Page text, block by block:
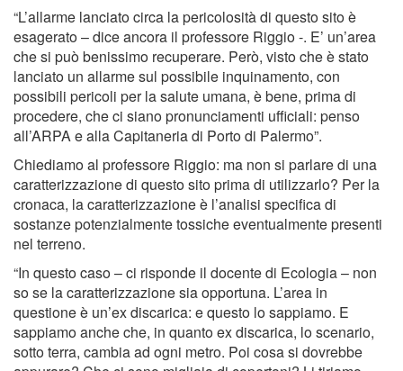
“L’allarme lanciato circa la pericolosità di questo sito è
esagerato – dice ancora il professore Riggio -. E’ un’area
che si può benissimo recuperare. Però, visto che è stato
lanciato un allarme sul possibile inquinamento, con
possibili pericoli per la salute umana, è bene, prima di
procedere, che ci siano pronunciamenti ufficiali: penso
all’ARPA e alla Capitaneria di Porto di Palermo”.
Chiediamo al professore Riggio: ma non si parlare di una
caratterizzazione di questo sito prima di utilizzarlo? Per la
cronaca, la caratterizzazione è l’analisi specifica di
sostanze potenzialmente tossiche eventualmente presenti
nel terreno.
“In questo caso – ci risponde il docente di Ecologia – non
so se la caratterizzazione sia opportuna. L’area in
questione è un’ex discarica: e questo lo sappiamo. E
sappiamo anche che, in quanto ex discarica, lo scenario,
sotto terra, cambia ad ogni metro. Poi cosa si dovrebbe